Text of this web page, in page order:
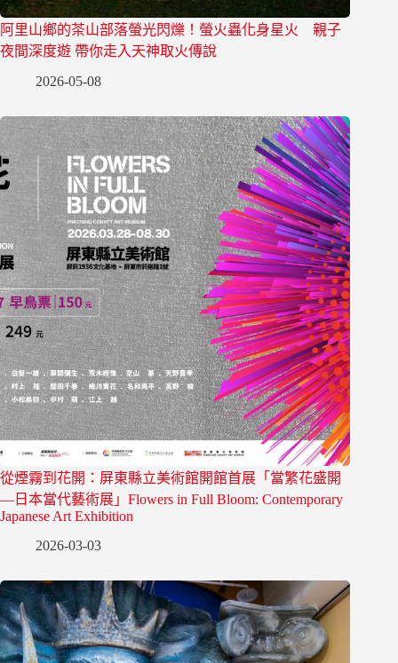
阿里山鄉的茶山部落螢光閃爍！螢火蟲化身星火 親子
夜間深度遊 帶你走入天神取火傳說
2026-05-08
從煙霧到花開：屏東縣立美術館開館首展「當繁花盛開
—日本當代藝術展」Flowers in Full Bloom: Contemporary
Japanese Art Exhibition
2026-03-03